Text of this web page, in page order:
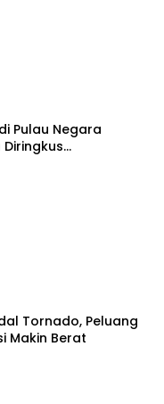
Pulau Negara
Tornado, Peluang
Makin Berat